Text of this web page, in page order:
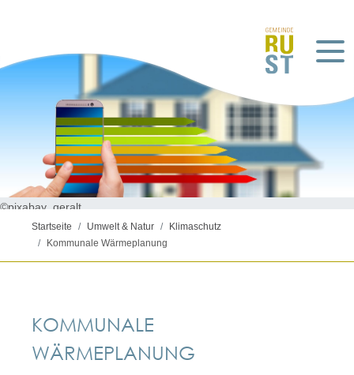
©pixabay_geralt
Startseite Umwelt & Natur
Klimaschutz
Kommunale Wärmeplanung
KOMMUNALE
WÄRMEPLANUNG